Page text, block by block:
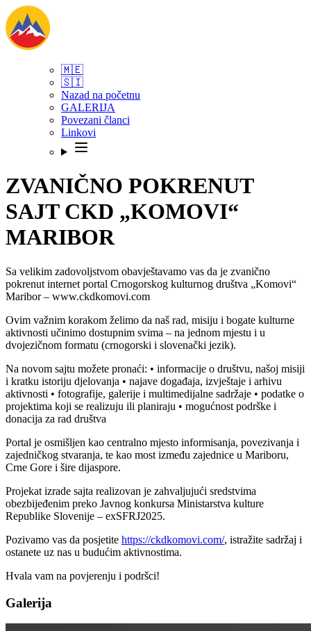
🇲🇪
🇸🇮
Nazad na početnu
GALERIJA
Povezani članci
Linkovi
ZVANIČNO POKRENUT
SAJT CKD „KOMOVI“
MARIBOR
Sa velikim zadovoljstvom obavještavamo vas da je zvanično
pokrenut internet portal Crnogorskog kulturnog društva „Komovi“
Maribor – www.ckdkomovi.com
Ovim važnim korakom želimo da naš rad, misiju i bogate kulturne
aktivnosti učinimo dostupnim svima – na jednom mjestu i u
dvojezičnom formatu (crnogorski i slovenački jezik).
Na novom sajtu možete pronaći: • informacije o društvu, našoj misiji
i kratku istoriju djelovanja • najave događaja, izvještaje i arhivu
aktivnosti • fotografije, galerije i multimedijalne sadržaje • podatke o
projektima koji se realizuju ili planiraju • mogućnost podrške i
donacija za rad društva
Portal je osmišljen kao centralno mjesto informisanja, povezivanja i
zajedničkog stvaranja, te kao most između zajednice u Mariboru,
Crne Gore i šire dijaspore.
Projekat izrade sajta realizovan je zahvaljujući sredstvima
obezbijeđenim preko Javnog konkursa Ministarstva kulture
Republike Slovenije – exSFRJ2025.
Pozivamo vas da posjetite https://ckdkomovi.com/, istražite sadržaj i
ostanete uz nas u budućim aktivnostima.
Hvala vam na povjerenju i podršci!
Galerija